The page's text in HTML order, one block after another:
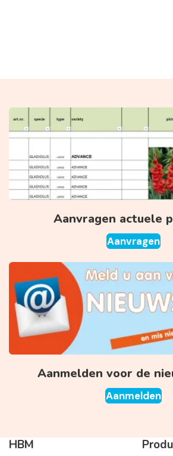
Aanvragen actuele
Aanvragen
Aanmelden voor de
Aanmelden
HBM